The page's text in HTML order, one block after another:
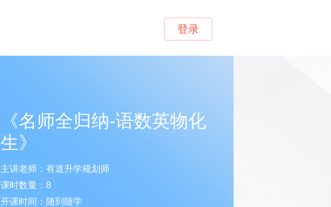
登录
《名师全归纳-语数英物化
生》
主讲老师：有道升学规划师
课时数量：8
开课时间：随到随学